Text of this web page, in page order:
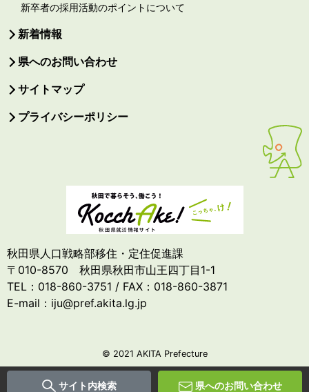
サイト内検索 県へのお問い合わせ
新卒者の採用活動のポイントについて
新着情報
県へのお問い合わせ
サイトマップ
プライバシーポリシー
秋田県人口戦略部移住・定住促進課
〒010-8570 秋田県秋田市山王四丁目1-1
TEL：018-860-3751 / FAX：018-860-3871
E-mail：iju@pref.akita.lg.jp
© 2021 AKITA Prefecture